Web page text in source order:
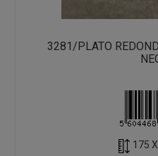
3281/PLATO
175